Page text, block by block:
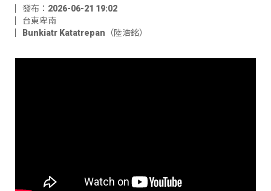
發布：2026-06-21 19:02
台東卑南
Bunkiatr Katatrepan（陸浩銘）